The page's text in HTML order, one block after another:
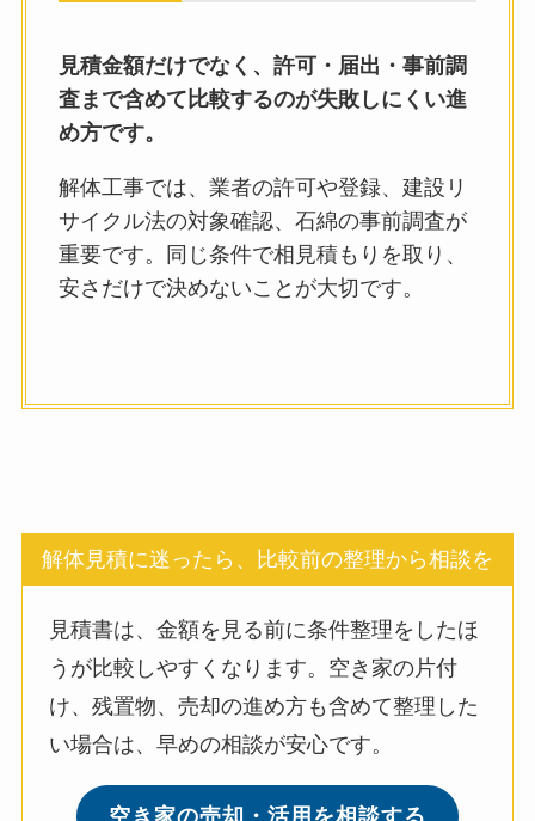
見積金額だけでなく、許可・届出・事前調
査まで含めて比較するのが失敗しにくい進
め方です。
解体工事では、業者の許可や登録、建設リ
サイクル法の対象確認、石綿の事前調査が
重要です。同じ条件で相見積もりを取り、
安さだけで決めないことが大切です。
解体見積に迷ったら、比較前の整理から相談を
見積書は、金額を見る前に条件整理をしたほ
うが比較しやすくなります。空き家の片付
け、残置物、売却の進め方も含めて整理した
い場合は、早めの相談が安心です。